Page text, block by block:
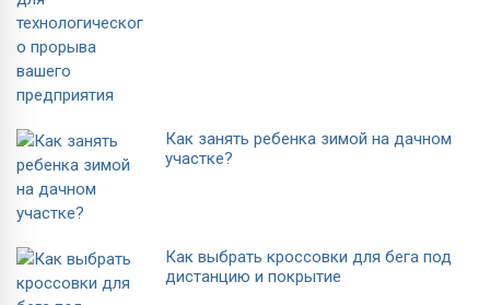
Как занять ребенка зимой на дачном
участке?
Как выбрать кроссовки для бега под
дистанцию и покрытие